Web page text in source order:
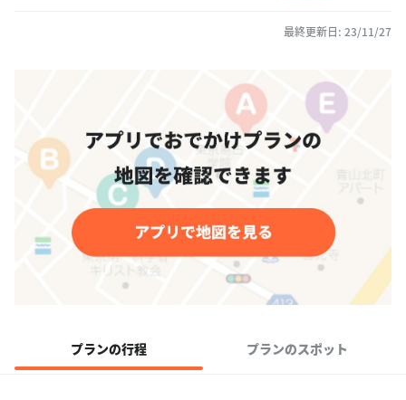
最終更新日: 23/11/27
プランの行程 プランのスポット